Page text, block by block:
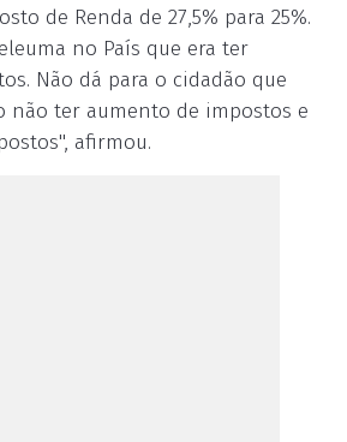
de Renda de 27,5% para 25%.
no País que era ter
Não dá para o cidadão que
não ter aumento de impostos e
afirmou.